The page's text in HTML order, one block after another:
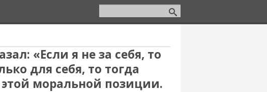
«Если я не за себя, то
для себя, то тогда
моральной позиции.